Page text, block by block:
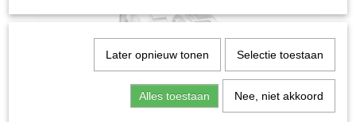
Later opnieuw tonen Selectie toestaan
Alles toestaan Nee, niet akkoord